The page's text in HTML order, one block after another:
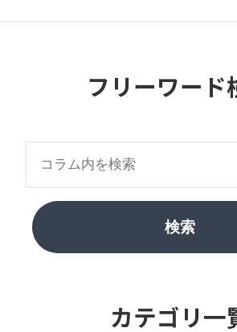
フリーワード
検索
カテゴリ一